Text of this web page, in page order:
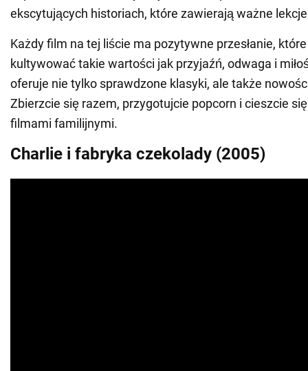
ekscytujących historiach, które zawierają ważne
Każdy film na tej liście ma pozytywne przesłanie,
kultywować takie wartości jak przyjaźń, odwaga i
oferuje nie tylko sprawdzone klasyki, ale także
Zbierzcie się razem, przygotujcie popcorn i cieszcie
filmami familijnymi.
Charlie i fabryka czekolady (2005)